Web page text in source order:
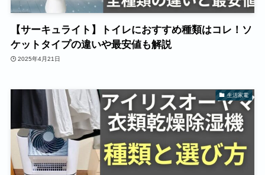
【サーキュライト】トイレにおすすめ種類はコレ！ソ
ケットタイプの違いや最安値も解説
2025年4月21日
生活家電